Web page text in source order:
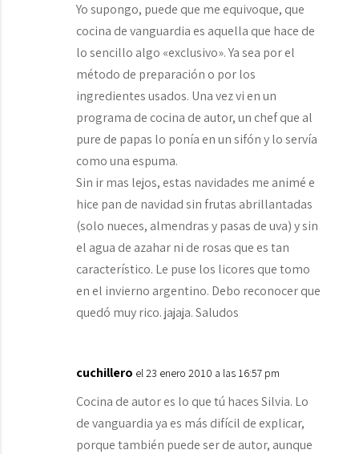
Yo supongo, puede que me equivoque, que
cocina de vanguardia es aquella que hace de
lo sencillo algo «exclusivo». Ya sea por el
método de preparación o por los
ingredientes usados. Una vez vi en un
programa de cocina de autor, un chef que al
pure de papas lo ponía en un sifón y lo servía
como una espuma.
Sin ir mas lejos, estas navidades me animé e
hice pan de navidad sin frutas abrillantadas
(solo nueces, almendras y pasas de uva) y sin
el agua de azahar ni de rosas que es tan
característico. Le puse los licores que tomo
en el invierno argentino. Debo reconocer que
quedó muy rico. jajaja. Saludos
cuchillero el 23 enero 2010 a las 16:57 pm
Cocina de autor es lo que tú haces Silvia. Lo
de vanguardia ya es más difícil de explicar,
porque también puede ser de autor, aunque